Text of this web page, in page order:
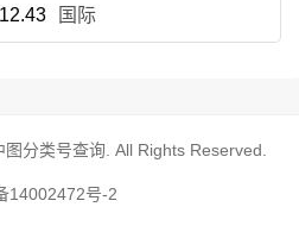
国际
图分类号查询 . All Rights Reserved.
14002472号-2